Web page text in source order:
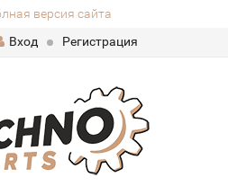
версия сайта
Вход
Регистрация